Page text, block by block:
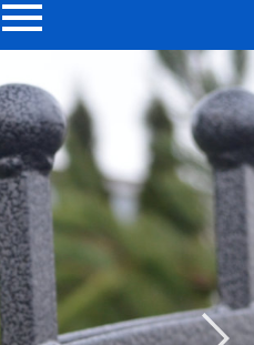
Button 2